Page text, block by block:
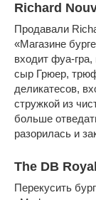
Richard
Продавали
«Магазине
входит фуа-
сыр Грюер,
деликатесов,
стружкой из
больше
разорилась и
The DB
Перекусить